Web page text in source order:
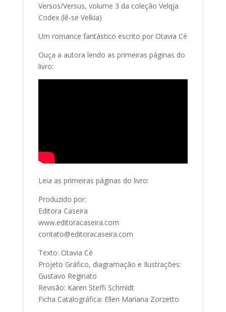
Versos/Versus, volume 3 da coleção Velqja
Codex (lê-se Velkia)
Um romance fantástico escrito por Otavia Cé
Ouça a autora lendo as primeiras páginas do
livro:
Leia as primeiras páginas do livro:
Produzido por:
Editora Caseira
www.editoracaseira.com
contato@editoracaseira.com
Texto: Otavia Cé
Projeto Gráfico, diagramação e Ilustrações:
Gustavo Reginato
Revisão: Karen Steffi Schmidt
Ficha Catalográfica: Ellen Mariana Zorzetto